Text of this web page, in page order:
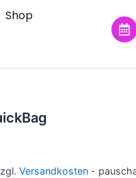
Shop
Versandkosten -